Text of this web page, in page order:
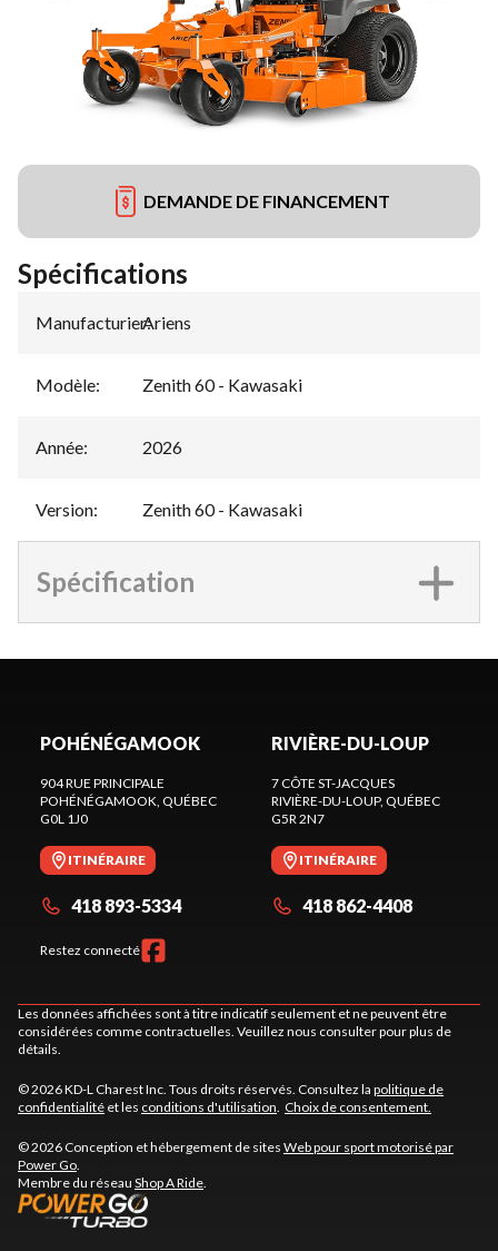
DEMANDE DE FINANCEMENT
Spécifications
Manufacturier:
Ariens
Modèle: Zenith 60 - Kawasaki
Année: 2026
Version: Zenith 60 - Kawasaki
Spécification
POHÉNÉGAMOOK
904 RUE PRINCIPALE
POHÉNÉGAMOOK, QUÉBEC
G0L 1J0
ITINÉRAIRE
418 893-5334
Restez connecté
RIVIÈRE-DU-LOUP
7 CÔTE ST-JACQUES
RIVIÈRE-DU-LOUP, QUÉBEC
G5R 2N7
ITINÉRAIRE
418 862-4408
Les données affichées sont à titre indicatif seulement et ne peuvent être
considérées comme contractuelles. Veuillez nous consulter pour plus de
détails.
© 2026 KD-L Charest Inc. Tous droits réservés. Consultez la politique de
confidentialité et les conditions d'utilisation. Choix de consentement.
© 2026 Conception et hébergement de sites Web pour sport motorisé par
Power Go.
Membre du réseau Shop A Ride.